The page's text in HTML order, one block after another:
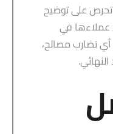
تحرص على توضيح
عملاءها في
أي تضارب مصالح،